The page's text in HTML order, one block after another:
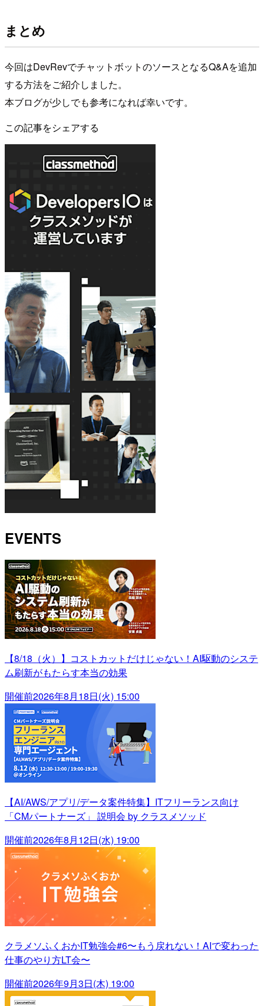
まとめ
今回はDevRevでチャットボットのソースとなるQ&Aを追加
する方法をご紹介しました。
本ブログが少しでも参考になれば幸いです。
この記事をシェアする
EVENTS
【8/18（火）】コストカットだけじゃない！AI駆動のシステ
ム刷新がもたらす本当の効果
開催前2026年8月18日(火) 15:00
【AI/AWS/アプリ/データ案件特集】ITフリーランス向け
「CMパートナーズ」 説明会 by クラスメソッド
開催前2026年8月12日(水) 19:00
クラメソふくおかIT勉強会#6〜もう戻れない！AIで変わった
仕事のやり方LT会〜
開催前2026年9月3日(木) 19:00